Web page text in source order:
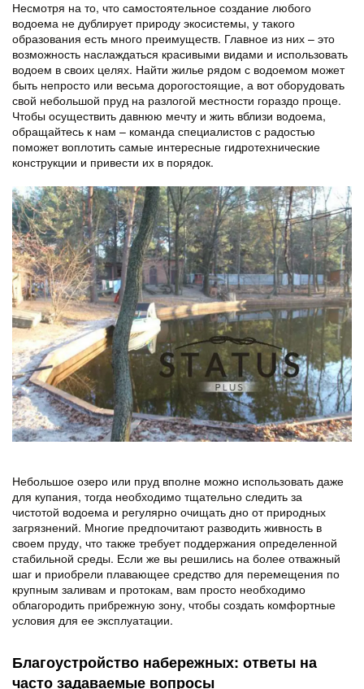
Несмотря на то, что самостоятельное создание любого
водоема не дублирует природу экосистемы, у такого
образования есть много преимуществ. Главное из них – это
возможность наслаждаться красивыми видами и использовать
водоем в своих целях. Найти жилье рядом с водоемом может
быть непросто или весьма дорогостоящие, а вот оборудовать
свой небольшой пруд на разлогой местности гораздо проще.
Чтобы осуществить давнюю мечту и жить вблизи водоема,
обращайтесь к нам – команда специалистов с радостью
поможет воплотить самые интересные гидротехнические
конструкции и привести их в порядок.
Небольшое озеро или пруд вполне можно использовать даже
для купания, тогда необходимо тщательно следить за
чистотой водоема и регулярно очищать дно от природных
загрязнений. Многие предпочитают разводить живность в
своем пруду, что также требует поддержания определенной
стабильной среды. Если же вы решились на более отважный
шаг и приобрели плавающее средство для перемещения по
крупным заливам и протокам, вам просто необходимо
облагородить прибрежную зону, чтобы создать комфортные
условия для ее эксплуатации.
Благоустройство набережных: ответы на
часто задаваемые вопросы